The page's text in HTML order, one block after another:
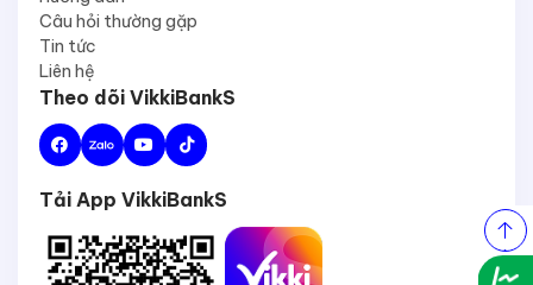
Câu hỏi thường gặp
Tin tức
Liên hệ
Theo dõi VikkiBankS
Tải App VikkiBankS